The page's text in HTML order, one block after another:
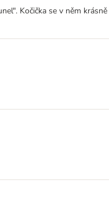
Kočička se v něm